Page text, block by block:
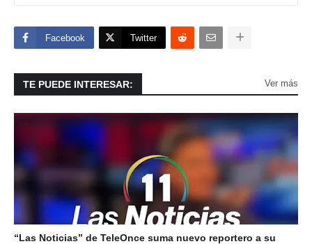
Facebook Twitter
TE PUEDE INTERESAR: Ver más
“Las Noticias” de TeleOnce suma nuevo reportero a su